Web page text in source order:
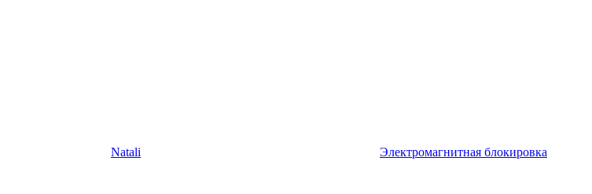
Natali
Электромагнитная блокировка